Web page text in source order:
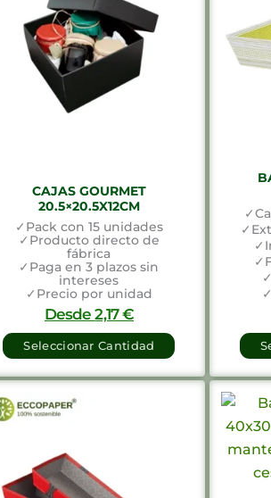
CAJAS GOURMET
20.5×20.5X12CM
✓Pack con 15 unidades
✓Producto directo de
fábrica
✓Paga en 3 plazos sin
intereses
✓Precio por unidad
Desde2,17€
Seleccionar Cantidad